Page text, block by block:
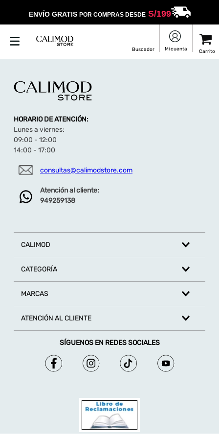
ENVÍO GRATIS POR COMPRAS DESDES/199
HORARIO DE ATENCIÓN:
Lunes a viernes:
09:00 - 12:00
14:00 - 17:00
consultas@calimodstore.com
Atención al cliente:
949259138
CALIMOD
CATEGORÍA
MARCAS
ATENCIÓN AL CLIENTE
SÍGUENOS EN REDES SOCIALES